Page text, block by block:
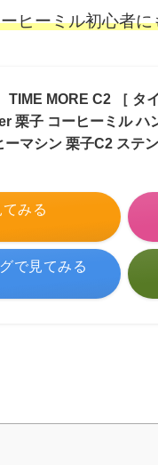
ヒーミル初心者
TIME MORE C2 ［
栗子 コーヒーミル ハ
マシン 栗子C2 ステ
みる
で見てみる